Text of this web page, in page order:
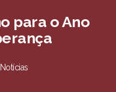
para o Ano
Notícias